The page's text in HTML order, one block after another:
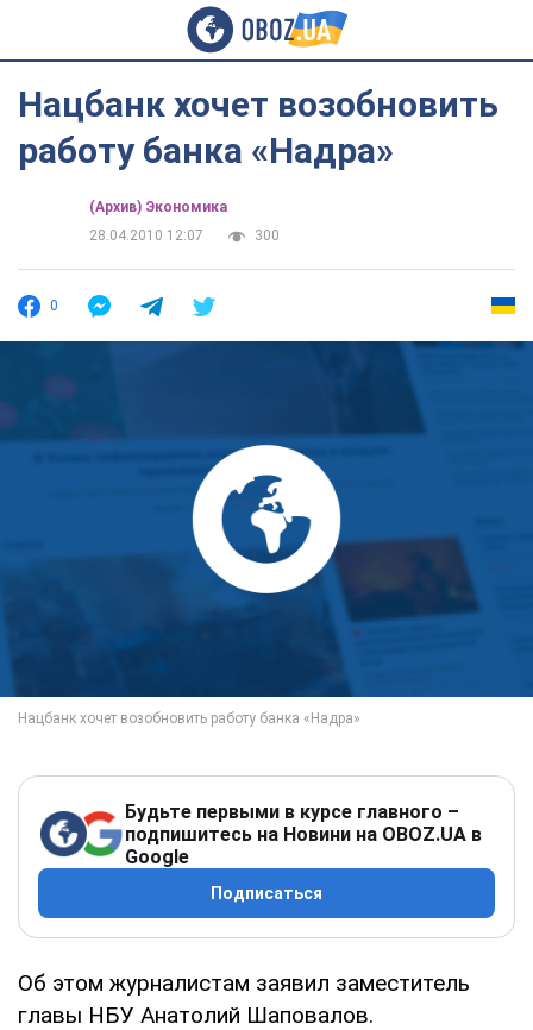
Нацбанк хочет возобновить
работу банка «Надра»
(Архив) Экономика
28.04.2010 12:07
300
0
Будьте первыми в курсе главного –
подпишитесь на Новини на OBOZ.UA в
Google
Подписаться
Об этом журналистам заявил заместитель
главы НБУ Анатолий Шаповалов.